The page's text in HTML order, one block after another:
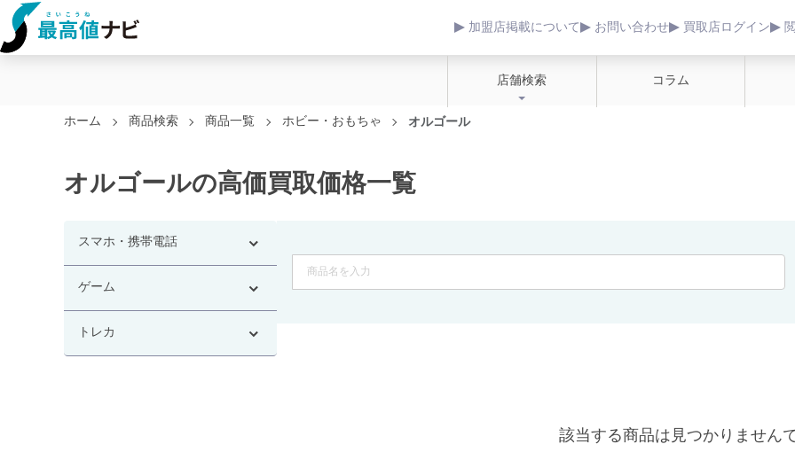
加盟店掲載について お問い合わせ 買取店ログイン
店舗検索 コラム
ホーム 商品検索 商品一覧 ホビー・おもちゃ オルゴール
オルゴールの高価買取価格一覧
スマホ・携帯電話
ゲーム
トレカ
該当する商品は見つかりません